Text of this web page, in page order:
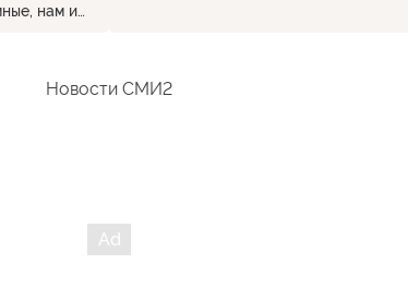
нам и
Новости СМИ2